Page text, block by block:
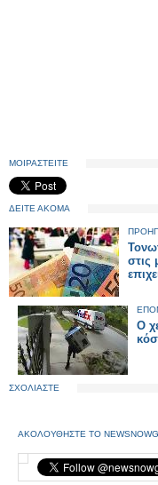
ΜΟΙΡΑΣΤΕΙΤΕ
ΔΕΙΤΕ ΑΚΟΜΑ
στις
Ο
ΣΧΟΛΙΑΣΤΕ
ΑΚΟΛΟΥΘΗΣΤΕ ΤΟ